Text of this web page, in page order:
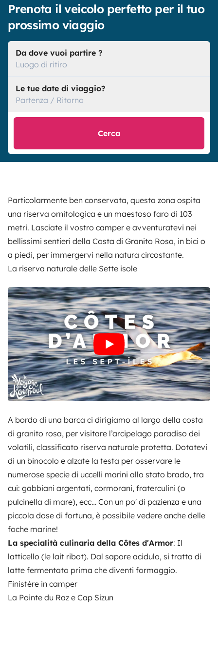
Prenota il veicolo perfetto per il tuo
prossimo viaggio
Da dove vuoi partire ?
Luogo di ritiro
Le tue date di viaggio?
Partenza / Ritorno
Cerca
Particolarmente ben conservata, questa zona ospita
una riserva ornitologica e un maestoso faro di 103
metri. Lasciate il vostro camper e avventuratevi nei
bellissimi sentieri della Costa di Granito Rosa, in bici o
a piedi, per immergervi nella natura circostante.
La riserva naturale delle Sette isole
A bordo di una barca ci dirigiamo al largo della costa
di granito rosa, per visitare l’arcipelago paradiso dei
volatili, classificato riserva naturale protetta. Dotatevi
di un binocolo e alzate la testa per osservare le
numerose specie di uccelli marini allo stato brado, tra
cui: gabbiani argentati, cormorani, fraterculini (o
pulcinella di mare), ecc… Con un po' di pazienza e una
piccola dose di fortuna, è possibile vedere anche delle
foche marine!
La specialità culinaria della Côtes d'Armor: Il
latticello (le lait ribot). Dal sapore acidulo, si tratta di
latte fermentato prima che diventi formaggio.
Finistère in camper
La Pointe du Raz e Cap Sizun